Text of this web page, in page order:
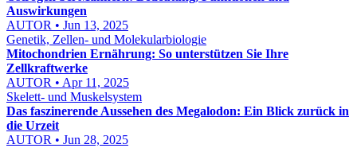
Auswirkungen
AUTOR • Jun 13, 2025
Genetik, Zellen- und Molekularbiologie
Mitochondrien Ernährung: So unterstützen Sie Ihre
Zellkraftwerke
AUTOR • Apr 11, 2025
Skelett- und Muskelsystem
Das faszinerende Aussehen des Megalodon: Ein Blick zurück in
die Urzeit
AUTOR • Jun 28, 2025